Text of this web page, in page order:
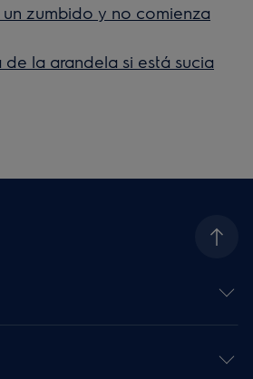
zumbido y no comienza
la arandela si está sucia